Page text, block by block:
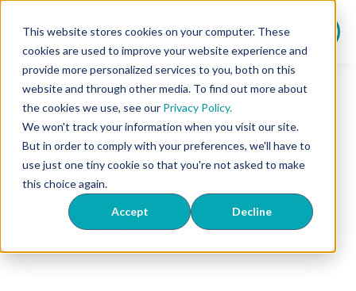
This website stores cookies on your computer. These
cookies are used to improve your website experience and
provide more personalized services to you, both on this
website and through other media. To find out more about
the cookies we use, see our Privacy Policy.
We won't track your information when you visit our site.
But in order to comply with your preferences, we'll have to
use just one tiny cookie so that you're not asked to make
this choice again.
Accept Decline
contenido
Home/ED/ Page 3
ED
Showing 25–36 of 41 results